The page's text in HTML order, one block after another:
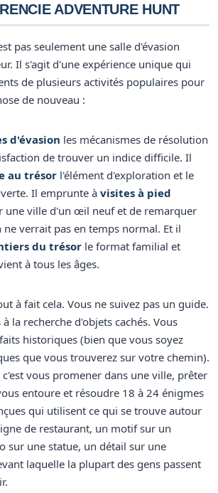
ADVENTURE HUNT
pas seulement une salle d'évasion
Il s'agit d'une expérience unique qui
de plusieurs activités populaires pour
de nouveau :
d'évasion les mécanismes de résolution
de trouver un indice difficile. Il
au trésor l'élément d'exploration et le
Il emprunte à visites à pied
une ville d'un œil neuf et de remarquer
ne verrait pas en temps normal. Et il
du trésor le format familial et
à tous les âges.
à fait cela. Vous ne suivez pas un guide.
la recherche d'objets cachés. Vous
historiques (bien que vous soyez
que vous trouverez sur votre chemin).
c'est vous promener dans une ville, prêter
entoure et résoudre 18 à 24 énigmes
qui utilisent ce qui se trouve autour
de restaurant, un motif sur un
sur une statue, un détail sur une
laquelle la plupart des gens passent